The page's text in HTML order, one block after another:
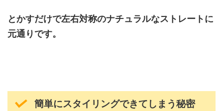
とかすだけで左右対称のナチュラルなストレートに
元通りです。
簡単にスタイリングできてしまう秘密